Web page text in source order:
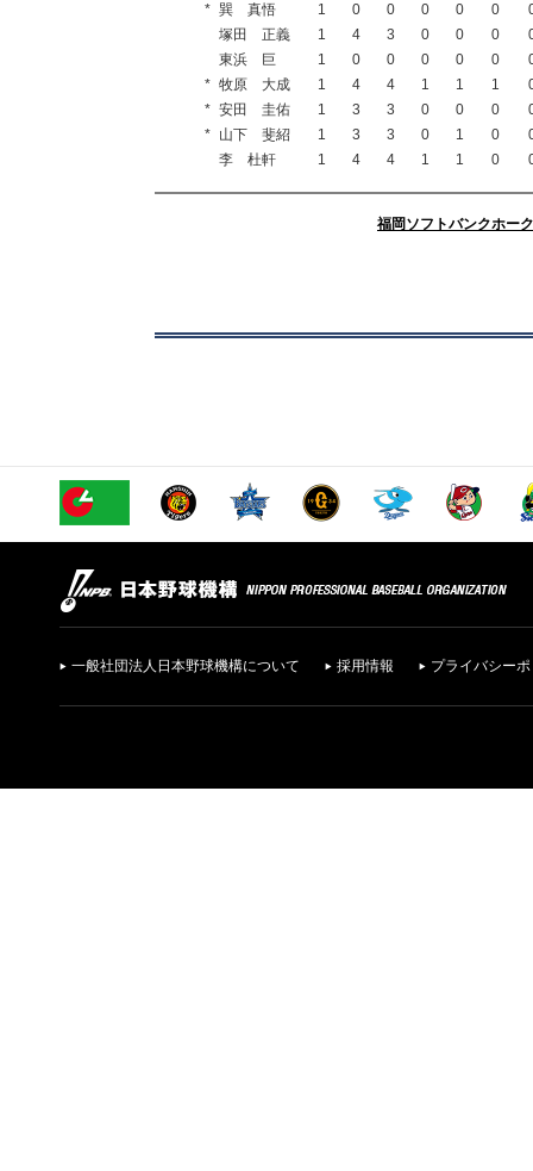
* 巽 真悟 1 0 0 0 0 0
塚田 正義
1 4 3 0 0 0
東浜 巨
1 0 0 0 0 0
* 牧原 大成 1 4 4 1 1 1
* 安田 圭佑 1 3 3 0 0 0
* 山下 斐紹 1 3 3 0 1 0
李 杜軒
1 4 4 1 1 0
福岡ソフトバンクホー
一般社団法人日本野球機構について 採用情報 プライバシー